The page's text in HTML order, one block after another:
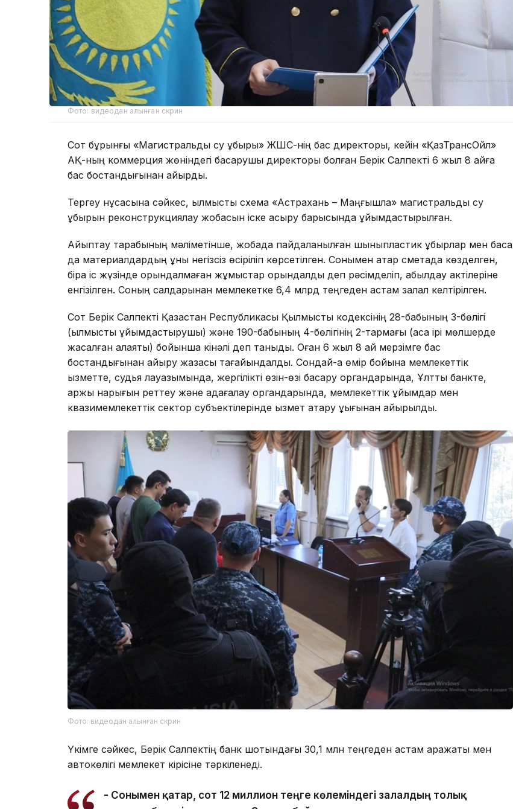
Фото: видеодан алынған скрин
Сот бұрынғы «Магистральдық су құбыры» ЖШС-нің бас директоры, кейін «ҚазТрансОйл»
АҚ-ның коммерция жөніндегі басқарушы директоры болған Берік Салпекті 6 жыл 8 айға
бас бостандығынан айырды.
Тергеу нұсқасына сәйкес, қылмыстық схема «Астрахань – Маңғышлақ» магистральдық су
құбырын реконструкциялау жобасын іске асыру барысында ұйымдастырылған.
Айыптау тарабының мәліметінше, жобада пайдаланылған шыныпластик құбырлар мен басқа
да материалдардың құны негізсіз өсіріліп көрсетілген. Сонымен қатар сметада көзделген,
бірақ іс жүзінде орындалмаған жұмыстар орындалды деп рәсімделіп, қабылдау актілеріне
енгізілген. Соның салдарынан мемлекетке 6,4 млрд теңгеден астам залал келтірілген.
Сот Берік Салпекті Қазақстан Республикасы Қылмыстық кодексінің 28-бабының 3-бөлігі
(қылмысты ұйымдастырушы) және 190-бабының 4-бөлігінің 2-тармағы (аса ірі мөлшерде
жасалған алаяқтық) бойынша кінәлі деп таныды. Оған 6 жыл 8 ай мерзімге бас
бостандығынан айыру жазасы тағайындалды. Сондай-ақ өмір бойына мемлекеттік
қызметте, судья лауазымында, жергілікті өзін-өзі басқару органдарында, Ұлттық банкте,
қаржы нарығын реттеу және қадағалау органдарында, мемлекеттік ұйымдар мен
квазимемлекеттік сектор субъектілерінде қызмет атқару құқығынан айырылды.
Фото: видеодан алынған скрин
Үкімге сәйкес, Берік Салпектің банк шотындағы 30,1 млн теңгеден астам қаражаты мен
автокөлігі мемлекет кірісіне тәркіленеді.
- Сонымен қатар, сот 12 миллион теңге көлеміндегі залалдың толық